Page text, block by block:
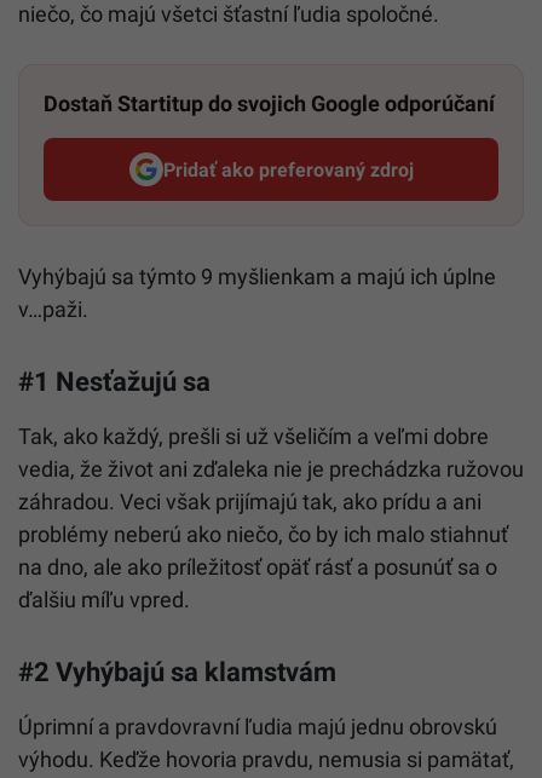
niečo, čo majú všetci šťastní ľudia spoločné.
Dostaň Startitup do svojich Google odporúčaní
Pridať ako preferovaný zdroj
Startitup, odkaz sa otvorí v
Vyhýbajú sa týmto 9 myšlienkam a majú ich úplne
v…paži.
#1 Nesťažujú sa
Tak, ako každý, prešli si už všeličím a veľmi dobre
vedia, že život ani zďaleka nie je prechádzka ružovou
záhradou. Veci však prijímajú tak, ako prídu a ani
problémy neberú ako niečo, čo by ich malo stiahnuť
na dno, ale ako príležitosť opäť rásť a posunúť sa o
ďalšiu míľu vpred.
#2 Vyhýbajú sa klamstvám
Úprimní a pravdovravní ľudia majú jednu obrovskú
výhodu. Keďže hovoria pravdu, nemusia si pamätať,